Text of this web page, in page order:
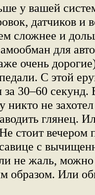
у вашей
датчиков и
сложнее и
для
очень
С этой
за 30–60 секунд.
не захотел
глянец.
стоит
с
не жаль, можно
образом. Или